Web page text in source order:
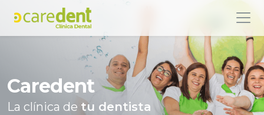
Caredent
La clínica de tu dentista